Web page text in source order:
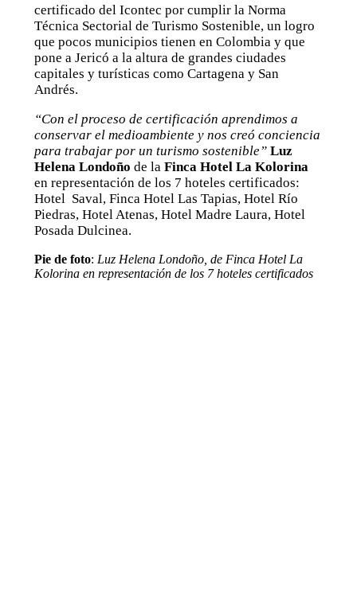
certificado del Icontec por cumplir la Norma
Técnica Sectorial de Turismo Sostenible, un logro
que pocos municipios tienen en Colombia y que
pone a Jericó a la altura de grandes ciudades
capitales y turísticas como Cartagena y San
Andrés.
“Con el proceso de certificación aprendimos a
conservar el medioambiente y nos creó conciencia
para trabajar por un turismo sostenible” Luz
Helena Londoño de la Finca Hotel La Kolorina
en representación de los 7 hoteles certificados:
Hotel Saval, Finca Hotel Las Tapias, Hotel Río
Piedras, Hotel Atenas, Hotel Madre Laura, Hotel
Posada Dulcinea.
Pie de foto: Luz Helena Londoño, de Finca Hotel La
Kolorina en representación de los 7 hoteles certificados